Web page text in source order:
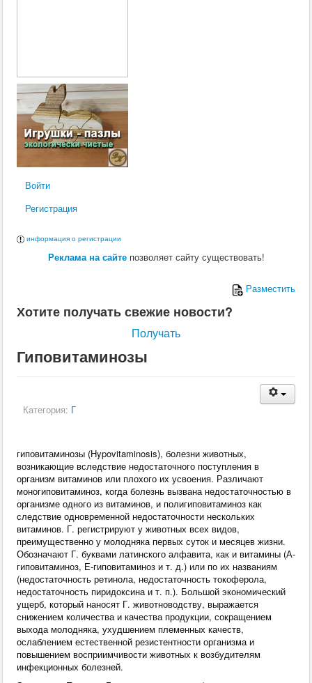
Войти
Регистрация
информация о регистрации
Реклама на сайтепозволяет сайту существовать!
Разместить
Хотите получать свежие новости?
Получать
Гиповитаминозы
Категория: Г
гиповитаминозы (Hypovitaminosis), болезни животных,
возникающие вследствие недостаточного поступления в
организм витаминов или плохого их усвоения. Различают
моногиповитаминоз, когда болезнь вызвана недостаточностью в
организме одного из витаминов, и полигиповитаминоз как
следствие одновременной недостаточности нескольких
витаминов. Г. регистрируют у животных всех видов,
преимущественно у молодняка первых суток и месяцев жизни.
Обозначают Г. буквами латинского алфавита, как и витамины (А-
гиповитаминоз, Е-гиповитаминоз и т. д.) или по их названиям
(недостаточность ретинола, недостаточность токоферола,
недостаточность пиридоксина и т. п.). Большой экономический
ущерб, который наносят Г. животноводству, выражается
снижением количества и качества продукции, сокращением
выхода молодняка, ухудшением племенных качеств,
ослаблением естественной резистентности организма и
повышением восприимчивости животных к возбудителям
инфекционных болезней.